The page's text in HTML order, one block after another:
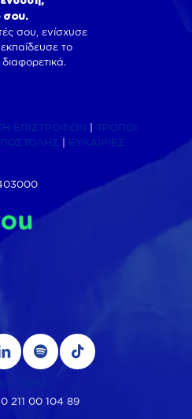
σου.
σου, ενίσχυσε
το
ΕΠΙΣΤΡΟΦΩΝ
ΤΡΟΠΟΙ
ΕΥΚΑΙΡΙΕΣ
15343
211 00 104 89